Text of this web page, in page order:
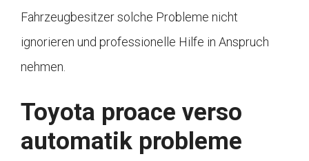
Fahrzeugbesitzer solche Probleme nicht
ignorieren und professionelle Hilfe in Anspruch
nehmen.
Toyota proace verso
automatik probleme